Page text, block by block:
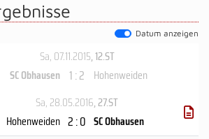
Datum anzeigen
Sa, 07.11.2015, 12.ST
SC Obhausen 1 : 2 Hohenweiden
Sa, 28.05.2016, 27.ST
Hohenweiden 2 : 0 SC Obhausen